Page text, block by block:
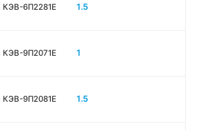
КЭВ-6П2281E 1.5
КЭВ-9П2071E 1
КЭВ-9П2081E 1.5